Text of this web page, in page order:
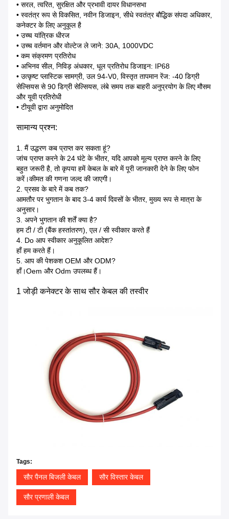
• सरल, त्वरित, सुरक्षित और प्रभावी दायर विधानसभा
• स्वतंत्र रूप से विकसित, नवीन डिजाइन, सीधे स्वतंत्र बौद्धिक संपदा अधिकार,
कनेक्टर के लिए अनुकूल है
• उच्च यांत्रिक धीरज
• उच्च वर्तमान और वोल्टेज ले जाने: 30A, 1000VDC
• कम संक्रमण प्रतिरोध
• अभिनव सील, निविड़ अंधकार, धूल प्रतिरोध डिजाइन: IP68
• उत्कृष्ट प्लास्टिक सामग्री, उल 94-V0, विस्तृत तापमान रेंज: -40 डिग्री
सेल्सियस से 90 डिग्री सेल्सियस, लंबे समय तक बाहरी अनुप्रयोग के लिए मौसम
और यूवी प्रतिरोधी
• टीयूवी द्वारा अनुमोदित
सामान्य प्रश्न:
1. मैं उद्धरण कब प्राप्त कर सकता हूं?
जांच प्राप्त करने के 24 घंटे के भीतर, यदि आपको मूल्य प्राप्त करने के लिए
बहुत जरूरी है, तो कृपया हमें केबल के बारे में पूरी जानकारी देने के लिए फोन
करें।कीमत की गणना जल्द की जाएगी।
2. प्रसव के बारे में कब तक?
आमतौर पर भुगतान के बाद 3-4 कार्य दिवसों के भीतर, मुख्य रूप से मात्रा के
अनुसार।
3. अपने भुगतान की शर्तें क्या है?
हम टी / टी (बैंक हस्तांतरण), एल / सी स्वीकार करते हैं
4. Do आप स्वीकार अनुकूलित आदेश?
हाँ हम करते हैं।
5. आप की पेशकश OEM और ODM?
हाँ।Oem और Odm उपलब्ध हैं।
1 जोड़ी कनेक्टर के साथ सौर केबल की तस्वीर
Tags:
सौर पैनल बिजली केबल सौर विस्तार केबल
सौर प्रणाली केबल